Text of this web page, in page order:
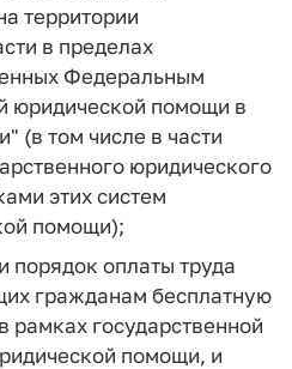
территории
в пределах
Федеральным
юридической помощи в
(в том числе в части
юридического
этих систем
помощи);
порядок оплаты труда
гражданам бесплатную
государственной
помощи, и